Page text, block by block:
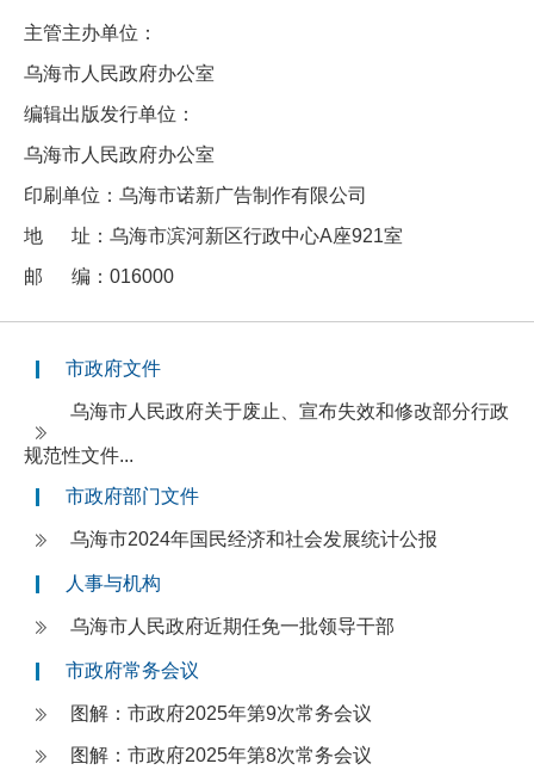
主管主办单位：
乌海市人民政府办公室
编辑出版发行单位：
乌海市人民政府办公室
印刷单位：乌海市诺新广告制作有限公司
地 址：乌海市滨河新区行政中心A座921室
邮 编：016000
市政府文件
乌海市人民政府关于废止、宣布失效和修改部分行政
规范性文件...
市政府部门文件
乌海市2024年国民经济和社会发展统计公报
人事与机构
乌海市人民政府近期任免一批领导干部
市政府常务会议
图解：市政府2025年第9次常务会议
图解：市政府2025年第8次常务会议